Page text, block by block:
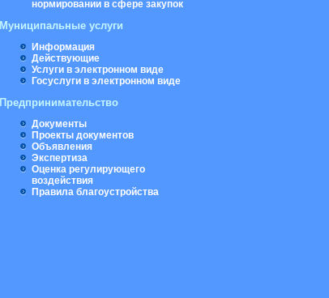
нормировании в сфере закупок
Муниципальные услуги
Информация
Действующие
Услуги в электронном виде
Госуслуги в электронном виде
Предпринимательство
Документы
Проекты документов
Объявления
Экспертиза
Оценка регулирующего
воздействия
Правила благоустройства